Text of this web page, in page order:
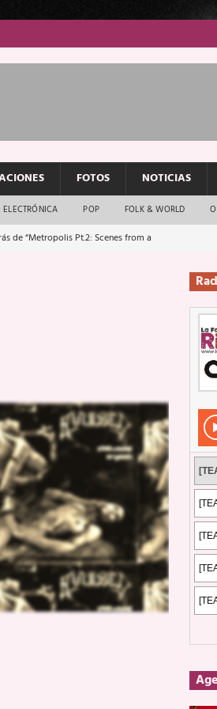
FOTOS NOTICIAS
ELECTRÓNICA POP FOLK & WORLD
de “Metropolis Pt.2: Scenes from a
FOTOS
en Fuengirola.
REPORTAJES
PUBLICACIONES